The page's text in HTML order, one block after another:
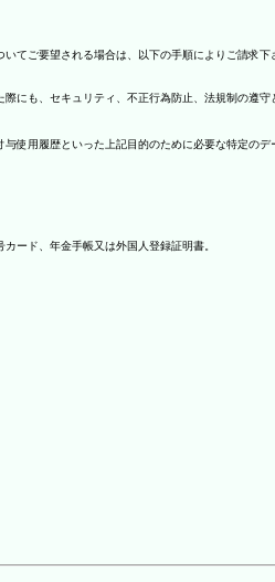
てご要望される場合は、以下の手順によりご請求下
にも、セキュリティ、不正行為防止、法規制の
用履歴といった上記目的のために必要な特定の
ード、年金手帳又は外国人登録証明書。